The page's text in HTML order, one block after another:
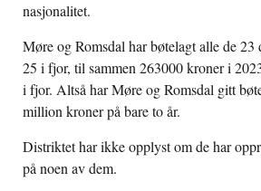
nasjonalitet.
Møre og Romsdal har bøtelagt alle de
25 i fjor, til sammen 263000 kroner i
i fjor. Altså har Møre og Romsdal gitt
million kroner på bare to år.
Distriktet har ikke opplyst om de har
på noen av dem.